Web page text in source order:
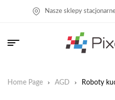
Nasze sklepy
Home Page AGD Roboty